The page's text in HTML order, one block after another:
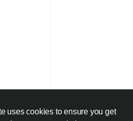
uses cookies to ensure you get